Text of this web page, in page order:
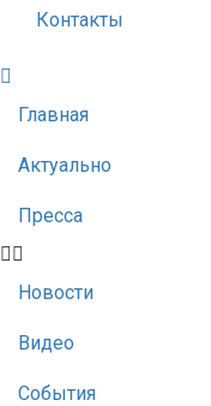
Контакты
Главная
Актуально
Пресса
Новости
Видео
События